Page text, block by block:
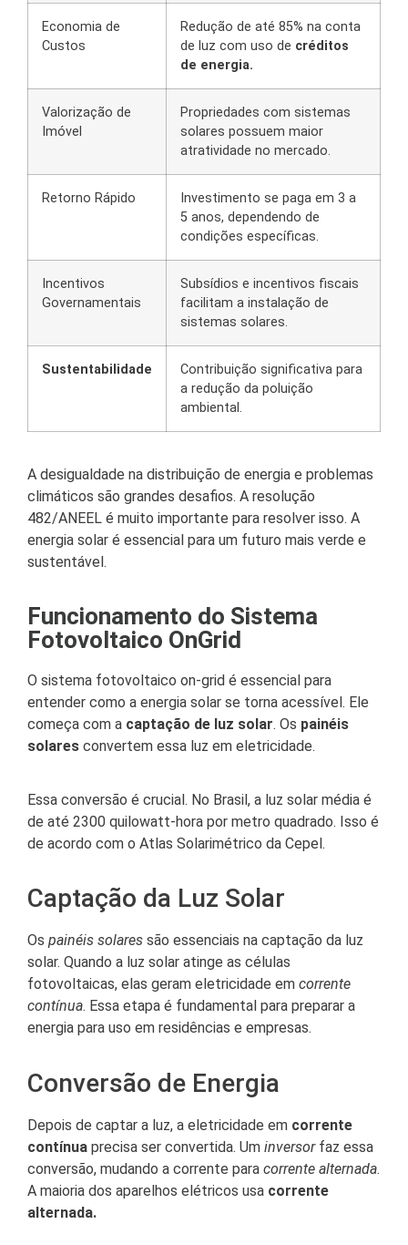
Economia de
Custos
Redução de até 85% na conta
de luz com uso de créditos
de energia.
Valorização de
Imóvel
Propriedades com sistemas
solares possuem maior
atratividade no mercado.
Retorno Rápido
Investimento se paga em 3 a
5 anos, dependendo de
condições específicas.
Incentivos
Governamentais
Subsídios e incentivos fiscais
facilitam a instalação de
sistemas solares.
Sustentabilidade
Contribuição significativa para
a redução da poluição
ambiental.
A desigualdade na distribuição de energia e problemas
climáticos são grandes desafios. A resolução
482/ANEEL é muito importante para resolver isso. A
energia solar é essencial para um futuro mais verde e
sustentável.
Funcionamento do Sistema
Fotovoltaico OnGrid
O sistema fotovoltaico on-grid é essencial para
entender como a energia solar se torna acessível. Ele
começa com a captação de luz solar. Os painéis
solares convertem essa luz em eletricidade.
Essa conversão é crucial. No Brasil, a luz solar média é
de até 2300 quilowatt-hora por metro quadrado. Isso é
de acordo com o Atlas Solarimétrico da Cepel.
Captação da Luz Solar
Os painéis solares são essenciais na captação da luz
solar. Quando a luz solar atinge as células
fotovoltaicas, elas geram eletricidade em corrente
contínua. Essa etapa é fundamental para preparar a
energia para uso em residências e empresas.
Conversão de Energia
Depois de captar a luz, a eletricidade em corrente
contínua precisa ser convertida. Um inversorfaz essa
conversão, mudando a corrente para corrente alternada.
A maioria dos aparelhos elétricos usa corrente
alternada.